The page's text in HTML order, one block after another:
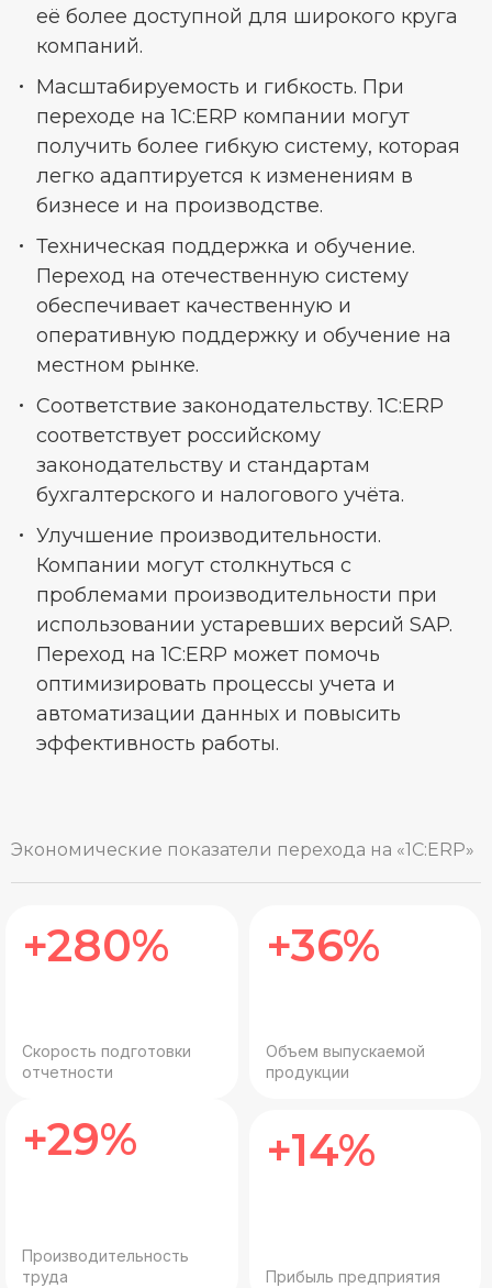
её более доступной для широкого круга
компаний.
Масштабируемость и гибкость. При
переходе на 1С:ERP компании могут
получить более гибкую систему, которая
легко адаптируется к изменениям в
бизнесе и на производстве.
Техническая поддержка и обучение.
Переход на отечественную систему
обеспечивает качественную и
оперативную поддержку и обучение на
местном рынке.
Соответствие законодательству. 1С:ERP
соответствует российскому
законодательству и стандартам
бухгалтерского и налогового учёта.
Улучшение производительности.
Компании могут столкнуться с
проблемами производительности при
использовании устаревших версий SAP.
Переход на 1С:ERP может помочь
оптимизировать процессы учета и
автоматизации данных и повысить
эффективность работы.
Экономические показатели перехода на «1С:ERP»
+280%
Скорость подготовки
отчетности
+36%
Объем выпускаемой
продукции
+29%
Производительность
труда
+14%
Прибыль предприятия